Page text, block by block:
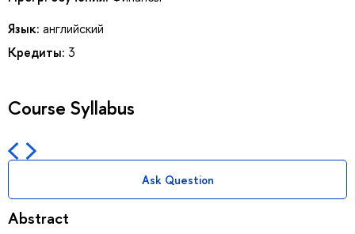
Язык: английский
Кредиты: 3
Course Syllabus
Ask Question
Abstract